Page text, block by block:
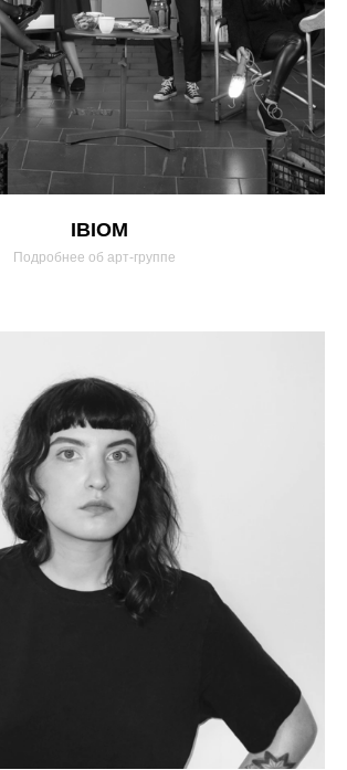
IBIOM
Подробнее об арт-группе